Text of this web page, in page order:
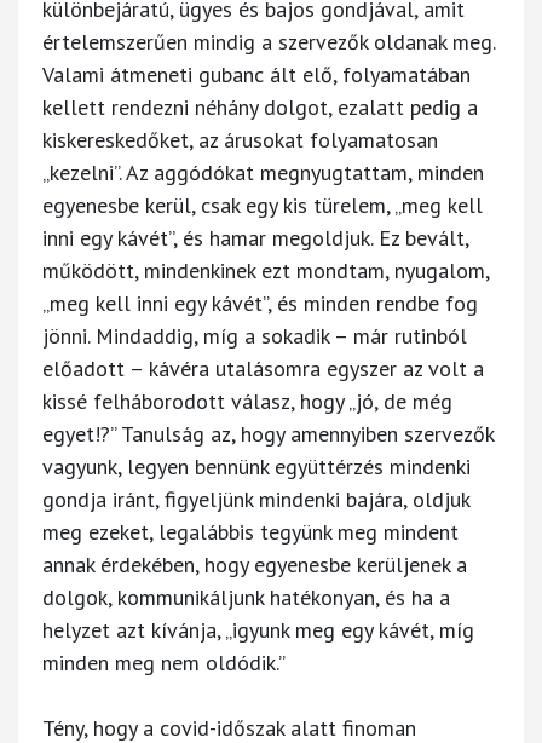
különbejáratú, ügyes és bajos gondjával, amit
értelemszerűen mindig a szervezők oldanak meg.
Valami átmeneti gubanc ált elő, folyamatában
kellett rendezni néhány dolgot, ezalatt pedig a
kiskereskedőket, az árusokat folyamatosan
„kezelni”. Az aggódókat megnyugtattam, minden
egyenesbe kerül, csak egy kis türelem, „meg kell
inni egy kávét”, és hamar megoldjuk. Ez bevált,
működött, mindenkinek ezt mondtam, nyugalom,
„meg kell inni egy kávét”, és minden rendbe fog
jönni. Mindaddig, míg a sokadik – már rutinból
előadott – kávéra utalásomra egyszer az volt a
kissé felháborodott válasz, hogy „jó, de még
egyet!?” Tanulság az, hogy amennyiben szervezők
vagyunk, legyen bennünk együttérzés mindenki
gondja iránt, figyeljünk mindenki bajára, oldjuk
meg ezeket, legalábbis tegyünk meg mindent
annak érdekében, hogy egyenesbe kerüljenek a
dolgok, kommunikáljunk hatékonyan, és ha a
helyzet azt kívánja, „igyunk meg egy kávét, míg
minden meg nem oldódik.”
Tény, hogy a covid-időszak alatt finoman